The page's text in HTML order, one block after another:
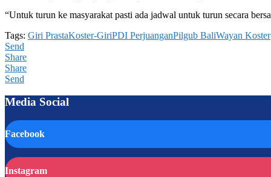
“Untuk turun ke masyarakat pasti ada jadwal untuk turun secara
Tags: Giri PrastaKoster-GiriPDI PerjuanganPilgub BaliWayan Koster
Send
Share
Share
Send
Media Social
Facebook
Instagram